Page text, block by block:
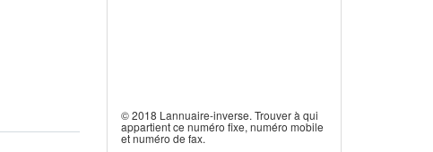
© 2018 Lannuaire-inverse. Trouver à qui
appartient ce numéro fixe, numéro mobile
et numéro de fax.